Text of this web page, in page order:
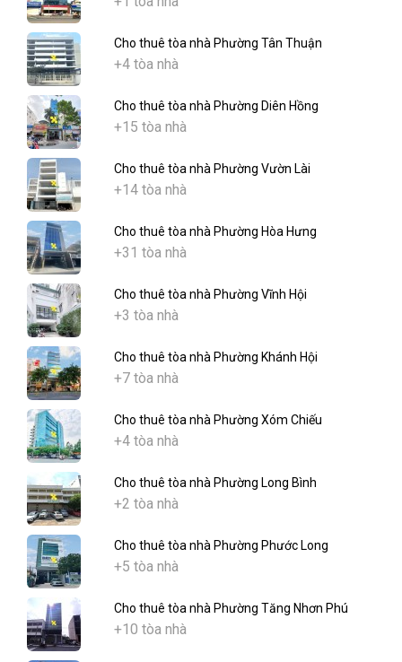
Cho thuê tòa nhà Phường Tân Thuận
+4 tòa nhà
Cho thuê tòa nhà Phường Diên Hồng
+15 tòa nhà
Cho thuê tòa nhà Phường Vườn Lài
+14 tòa nhà
Cho thuê tòa nhà Phường Hòa Hưng
+31 tòa nhà
Cho thuê tòa nhà Phường Vĩnh Hội
+3 tòa nhà
Cho thuê tòa nhà Phường Khánh Hội
+7 tòa nhà
Cho thuê tòa nhà Phường Xóm Chiếu
+4 tòa nhà
Cho thuê tòa nhà Phường Long Bình
+2 tòa nhà
Cho thuê tòa nhà Phường Phước Long
+5 tòa nhà
Cho thuê tòa nhà Phường Tăng Nhơn Phú
+10 tòa nhà